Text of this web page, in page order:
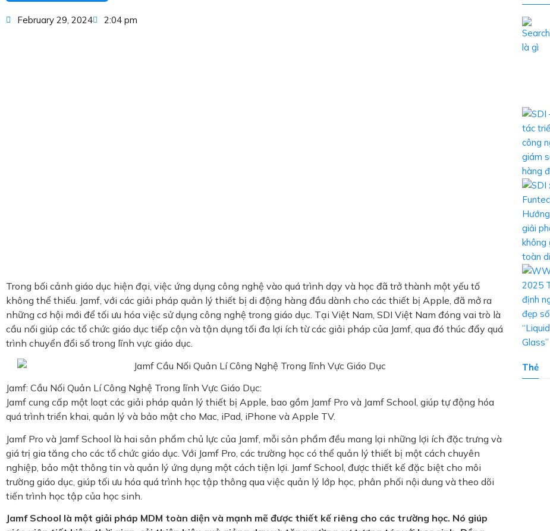
February 29, 2024 2:04 pm
Trong bối cảnh giáo dục hiện đại, việc ứng dụng công nghệ vào quá trình dạy và học đã trở thành một yếu tố
không thể thiếu. Jamf, với các giải pháp quản lý thiết bị di động hàng đầu dành cho các thiết bị Apple, đã mở ra
những cơ hội mới để tối ưu hóa việc sử dụng công nghệ trong giáo dục. Tại Việt Nam, SDI Việt Nam đóng vai trò là
cầu nối giúp các tổ chức giáo dục tiếp cận và tận dụng tối đa lợi ích từ các giải pháp của Jamf, qua đó thúc đẩy quá
trình chuyển đổi số trong lĩnh vực giáo dục.
Jamf: Cầu Nối Quản Lí Công Nghệ Trong lĩnh Vực Giáo Dục:
Jamf cung cấp một loạt các giải pháp quản lý thiết bị Apple, bao gồm Jamf Pro và Jamf School, giúp tự động hóa
quá trình triển khai, quản lý và bảo mật cho Mac, iPad, iPhone và Apple TV.
Jamf Pro và Jamf School là hai sản phẩm chủ lực của Jamf, mỗi sản phẩm đều mang lại những lợi ích đặc trưng và
giá trị gia tăng cho các tổ chức giáo dục. Với Jamf Pro, các trường học có thể quản lý thiết bị một cách chuyên
nghiệp, bảo mật thông tin và quản lý ứng dụng một cách tiện lợi. Jamf School, được thiết kế đặc biệt cho môi
trường giáo dục, giúp tối ưu hóa quá trình học tập thông qua việc quản lý lớp học, phân phối nội dung và theo dõi
tiến trình học tập của học sinh.
Jamf School là một giải pháp MDM toàn diện và mạnh mẽ được thiết kế riêng cho các trường học. Nó giúp
Thẻ